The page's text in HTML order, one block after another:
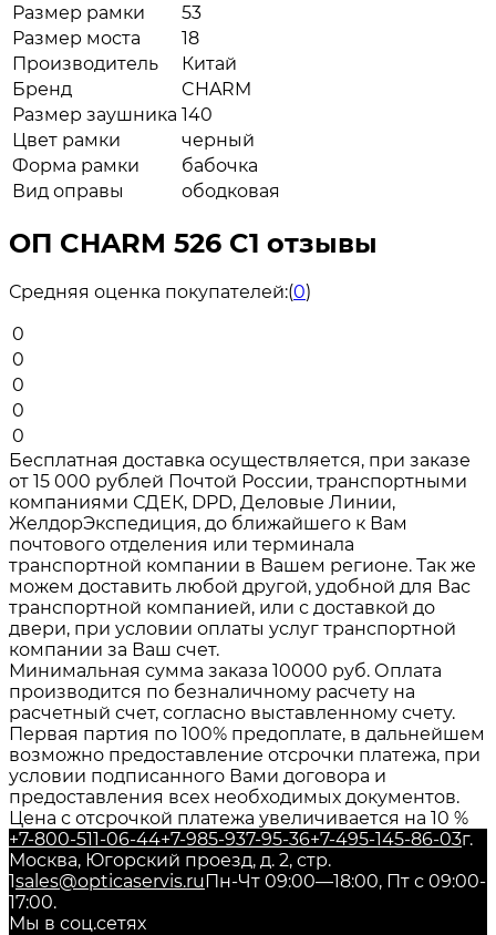
Размер рамки
53
Размер моста
18
Производитель
Китай
Бренд
CHARM
Размер заушника 140
Цвет рамки
черный
Форма рамки
бабочка
Вид оправы
ободковая
ОП CHARM 526 C1 отзывы
Средняя оценка покупателей:(0)
0
0
0
0
0
Бесплатная доставка осуществляется, при заказе
от 15 000 рублей Почтой России, транспортными
компаниями СДЕК, DPD, Деловые Линии,
ЖелдорЭкспедиция, до ближайшего к Вам
почтового отделения или терминала
транспортной компании в Вашем регионе. Так же
можем доставить любой другой, удобной для Вас
транспортной компанией, или с доставкой до
двери, при условии оплаты услуг транспортной
компании за Ваш счет.
Минимальная сумма заказа 10000 руб. Оплата
производится по безналичному расчету на
расчетный счет, согласно выставленному счету.
Первая партия по 100% предоплате, в дальнейшем
возможно предоставление отсрочки платежа, при
условии подписанного Вами договора и
предоставления всех необходимых документов.
Цена с отсрочкой платежа увеличивается на 10 %
+7-800-511-06-44+7-985-937-95-36+7-495-145-86-03г.
Москва, Югорский проезд, д. 2, стр.
1sales@opticaservis.ruПн-Чт 09:00—18:00, Пт с 09:00-
17:00.
Мы в соц.сетях